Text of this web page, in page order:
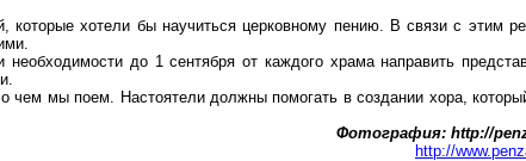
хотели бы научиться церковному пению. В связи с этим
до 1 сентября от каждого храма направить
мы поем. Настоятели должны помогать в создании хора,
Фотография: http://
http://